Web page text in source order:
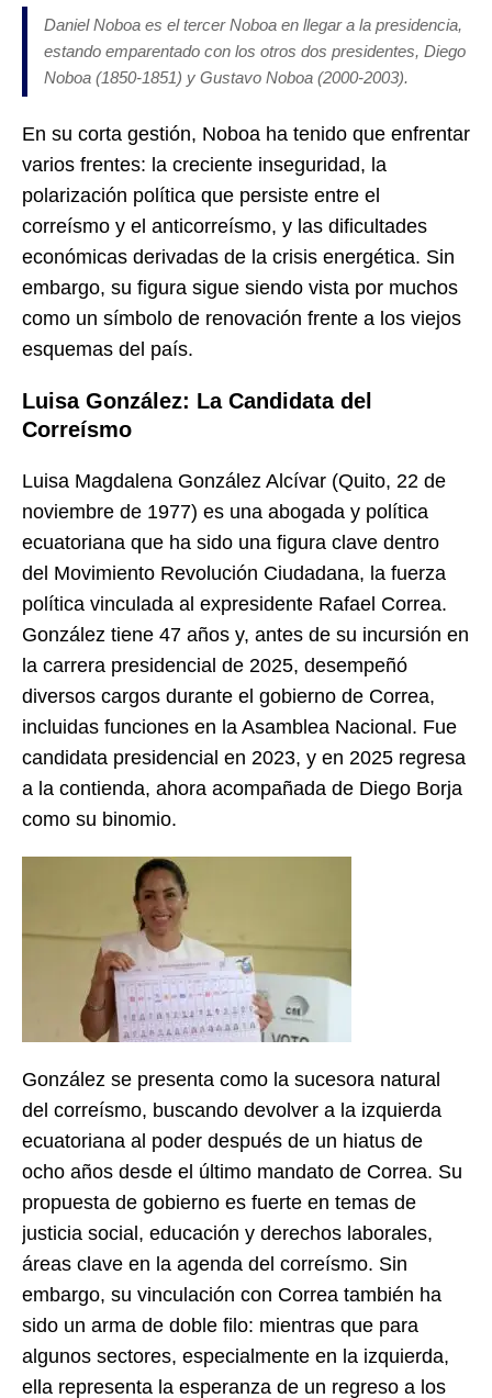
Daniel Noboa es el tercer Noboa en llegar a la presidencia,
estando emparentado con los otros dos presidentes, Diego
Noboa (1850-1851) y Gustavo Noboa (2000-2003).
En su corta gestión, Noboa ha tenido que enfrentar
varios frentes: la creciente inseguridad, la
polarización política que persiste entre el
correísmo y el anticorreísmo, y las dificultades
económicas derivadas de la crisis energética. Sin
embargo, su figura sigue siendo vista por muchos
como un símbolo de renovación frente a los viejos
esquemas del país.
Luisa González: La Candidata del
Correísmo
Luisa Magdalena González Alcívar (Quito, 22 de
noviembre de 1977) es una abogada y política
ecuatoriana que ha sido una figura clave dentro
del Movimiento Revolución Ciudadana, la fuerza
política vinculada al expresidente Rafael Correa.
González tiene 47 años y, antes de su incursión en
la carrera presidencial de 2025, desempeñó
diversos cargos durante el gobierno de Correa,
incluidas funciones en la Asamblea Nacional. Fue
candidata presidencial en 2023, y en 2025 regresa
a la contienda, ahora acompañada de Diego Borja
como su binomio.
González se presenta como la sucesora natural
del correísmo, buscando devolver a la izquierda
ecuatoriana al poder después de un hiatus de
ocho años desde el último mandato de Correa. Su
propuesta de gobierno es fuerte en temas de
justicia social, educación y derechos laborales,
áreas clave en la agenda del correísmo. Sin
embargo, su vinculación con Correa también ha
sido un arma de doble filo: mientras que para
algunos sectores, especialmente en la izquierda,
ella representa la esperanza de un regreso a los